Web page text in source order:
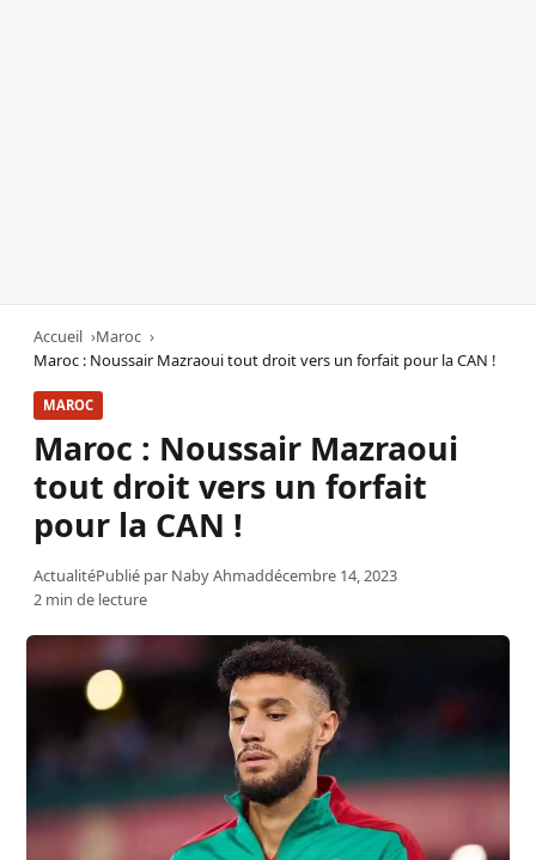
Accueil
Maroc
Maroc : Noussair Mazraoui tout droit vers un forfait pour la CAN !
MAROC
Maroc : Noussair Mazraoui
tout droit vers un forfait
pour la CAN !
ActualitéPublié par Naby Ahmaddécembre 14, 2023
2 min de lecture